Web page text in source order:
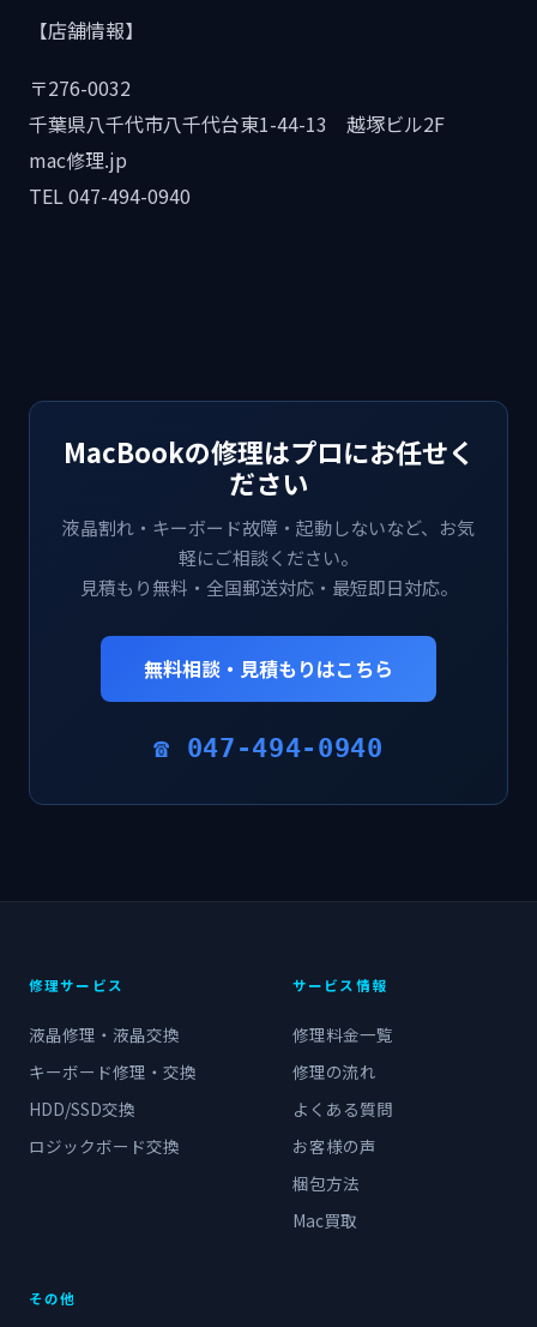
【店舗情報】
〒276-0032
千葉県八千代市八千代台東1-44-13 越塚ビル2F
mac修理.jp
TEL 047-494-0940
MacBookの修理はプロにお任せく
ださい
液晶割れ・キーボード故障・起動しないなど、お気
軽にご相談ください。
見積もり無料・全国郵送対応・最短即日対応。
無料相談・見積もりはこちら
☎ 047-494-0940
修理サービス
液晶修理・液晶交換
キーボード修理・交換
HDD/SSD交換
ロジックボード交換
サービス情報
修理料金一覧
修理の流れ
よくある質問
お客様の声
梱包方法
Mac買取
その他